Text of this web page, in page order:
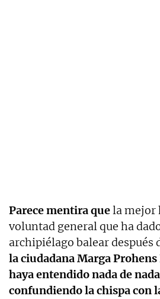
Parece mentira quela mejor
voluntad general que ha
archipiélago balear después
la ciudadana Marga Prohens
haya entendido nada de
confundiendo la chispa con